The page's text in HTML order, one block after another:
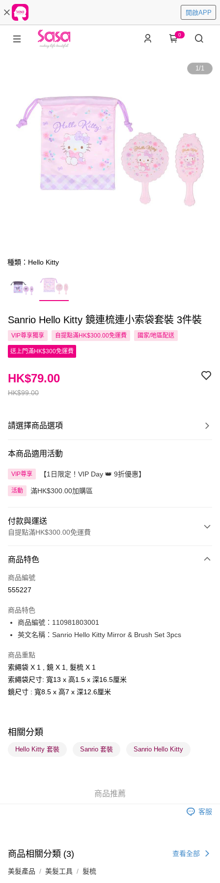
開啟APP
0
1/1
種類：Hello Kitty
Sanrio Hello Kitty 鏡連梳連小索袋套裝 3件裝
VIP尊享獨享 自提點滿HK$300.00免運費 國家/地區配送
送上門滿HK$300免運費
HK$99.00
HK$79.00
請選擇商品選項
本商品適用活動
VIP尊享 【1日限定！VIP Day 👑 9折優惠】
活動 滿HK$300.00加購區
付款與運送
自提點滿HK$300.00免運費
信用卡
Apple Pay
PayMe
WeChat Pay
BoC Pay
送貨方式
順豐自助櫃 - 確認發貨後1-3個工作天送達
順豐站及營業點 - 確認發貨後1-3個工作天送達
(澳門門市) 只顯示可選門市。確認發貨後2-5個工作天到店，3天內
取。逾期會取消訂單，並不會安排重寄
每筆HK$20.00，滿HK$100.00或以上免運費
商品特色
商品編號
555227
商品特色
商品編號：110981803001
英文名稱：Sanrio Hello Kitty Mirror & Brush Set 3pcs
商品重點
索繩袋 X 1 , 鏡 X 1, 髮梳 X 1
索繩袋尺寸: 寬13 x 高1.5 x 深16.5厘米
鏡尺寸 : 寬8.5 x 高7 x 深12.6厘米
相關分類
Hello Kitty 套裝 Sanrio 套裝 Sanrio Hello Kitty
商品推薦
客服
商品相關分類 (3) 查看全部
美髮產品 美髮工具 髮梳